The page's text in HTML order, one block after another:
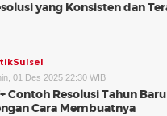
yang Konsisten dan
01 Des 2025 22:30 WIB
Contoh Resolusi Tahun
Cara Membuatnya